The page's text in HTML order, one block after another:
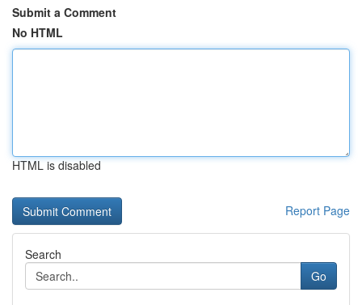
Submit a Comment
No HTML
HTML is disabled
Report Page
Search
Go